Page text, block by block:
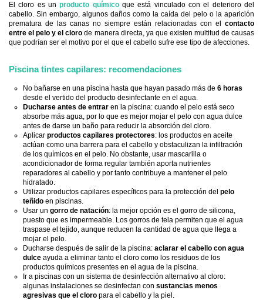
El cloro es unproducto químicoque está vinculado con el deterioro del
cabello. Sin embargo, algunos daños como la caída del pelo o la aparición
prematura de las canas no siempre están relacionadas con el contacto
entre el pelo y el cloro de manera directa, ya que existen multitud de causas
que podrían ser el motivo por el que el cabello sufre ese tipo de afecciones.
Piscina tintes capilares: recomendaciones
No bañarse en una piscina hasta que hayan pasado más de 6 horas
desde el vertido del producto desinfectante en el agua.
Ducharse antes de entrar en la piscina: cuando el pelo está seco
absorbe más agua, por lo que es mejor mojar el pelo con agua dulce
antes de darse un baño para reducir la absorción del cloro.
Aplicar productos capilares protectores: los productos en aceite
actúan como una barrera para el cabello y obstaculizan la infiltración
de los químicos en el pelo. No obstante, usar mascarilla o
acondicionador de forma regular también aporta nutrientes
reparadores al cabello y por tanto contribuye a mantener el pelo
hidratado.
Utilizar productos capilares específicos para la protección del pelo
teñido en piscinas.
Usar un gorro de natación: la mejor opción es el gorro de silicona,
puesto que es impermeable. Los gorros de tela permiten que el agua
traspase el tejido, aunque reducen la cantidad de agua que llega a
mojar el pelo.
Ducharse después de salir de la piscina: aclarar el cabello con agua
dulce ayuda a eliminar tanto el cloro como los residuos de los
productos químicos presentes en el agua de la piscina.
Ir a piscinas con un sistema de desinfección alternativo al cloro:
algunas instalaciones se desinfectan con sustancias menos
agresivas que el cloro para el cabello y la piel.